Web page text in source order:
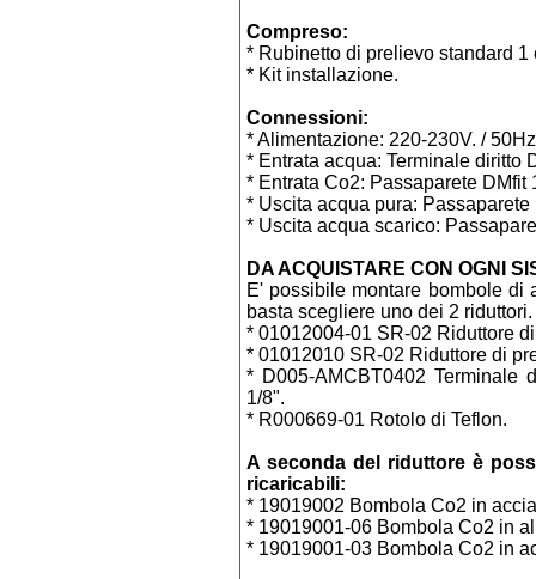
Compreso:
* Rubinetto di prelievo standard 1
* Kit installazione.
Connessioni:
* Alimentazione: 220-230V. /
* Entrata acqua: Terminale diritto
* Entrata Co2: Passaparete DMfit
* Uscita acqua pura:
* Uscita acqua scarico:
DA ACQUISTARE CON OGNI
E' possibile montare bombole di
basta scegliere uno dei 2 riduttori.
* 01012004-01 SR-02 Riduttore
* 01012010 SR-02 Riduttore di
* D005-AMCBT0402
1/8".
* R000669-01 Rotolo di Teflon.
A seconda del riduttore è
ricaricabili:
* 19019002 Bombola Co2 in
* 19019001-06 Bombola Co2 in
* 19019001-03 Bombola Co2 in